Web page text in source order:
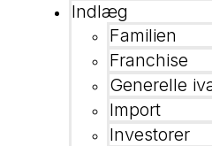
Indlæg
Familien
Franchise
Generelle
Import
Investorer